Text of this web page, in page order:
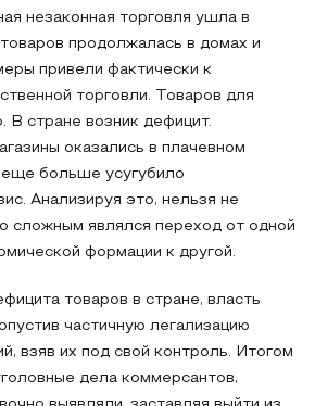
незаконная торговля ушла в
продолжалась в домах и
привели фактически к
торговли. Товаров для
В стране возник дефицит.
оказались в плачевном
больше усугубило
Анализируя это, нельзя не
сложным являлся переход от одной
формации к другой.
товаров в стране, власть
частичную легализацию
взяв их под свой контроль. Итогом
дела коммерсантов,